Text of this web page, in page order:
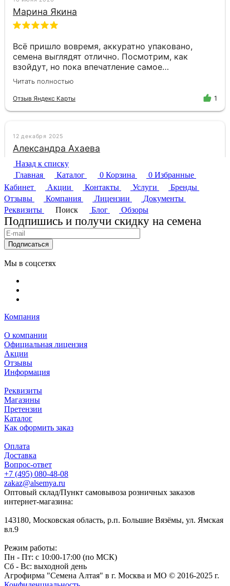
Назад к списку
Главная
Каталог 0 Корзина 0 Избранные
Кабинет
Акции Контакты Услуги
Бренды
Отзывы
Компания Лицензии
Документы
Реквизиты
Поиск Блог Обзоры
Подпишись и получи скидку на семена
Подписаться
Мы в соцсетях
Компания
О компании
Официальная лицензия
Акции
Отзывы
Информация
Реквизиты
Магазины
Претензии
Каталог
Как оформить заказ
Оплата
Доставка
Вопрос-ответ
+7 (495) 080-48-08
zakaz@alsemya.ru
Оптовый склад/Пункт самовывоза розничных заказов
интернет-магазина:
143180, Московская область, р.п. Большие Вязёмы, ул. Ямская
вл.9
Режим работы:
Пн - Пт: с 10:00-17:00 (по МСК)
Сб - Вс: выходной день
Агрофирма "Семена Алтая" в г. Москва и МО © 2016-2025 г.